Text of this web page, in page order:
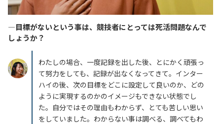
―目標がないという事は、競技者にとっては死活問題なんで
しょうか？
わたしの場合、一度記録を出した後、とにかく頑張っ
て努力をしても、記録が出なくなってきて。インター
ハイの後、次の目標をどこに設定して良いのか、どの
ように実現するのかのイメージもできない状態でし
た。自分ではその理由もわからず、とても苦しい思い
をしていました。わからない事は調べる、調べてもわ